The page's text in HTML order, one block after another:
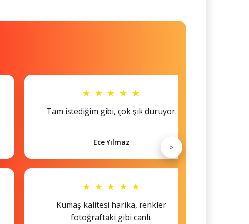
★ ★ ★ ★ ★
Tam istediğim gibi, çok şık duruyor.
Ece Yılmaz
★ ★ ★ ★ ★
Kumaş kalitesi harika, renkler
fotoğraftaki gibi canlı.
>